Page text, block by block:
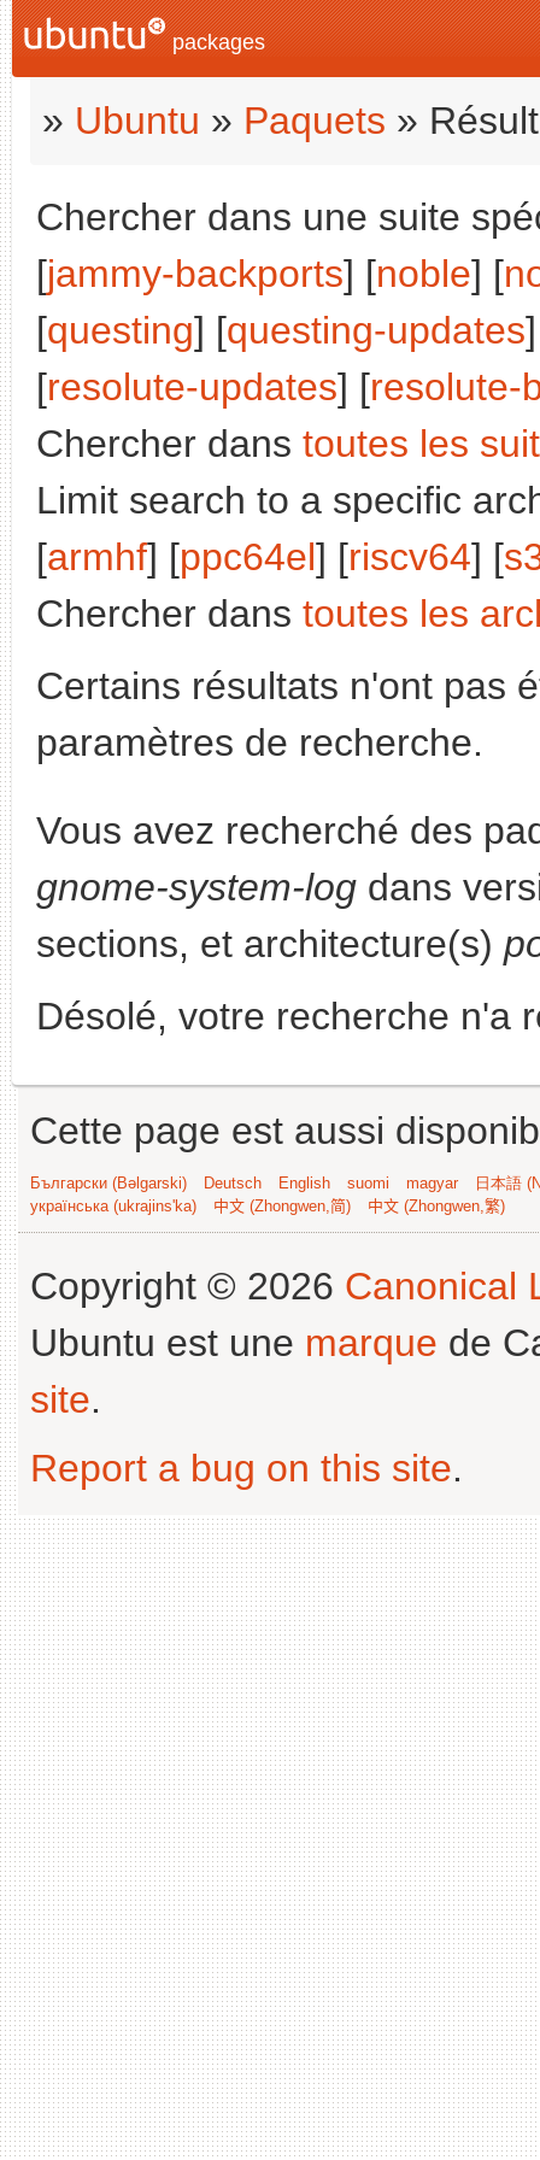
packages
» Ubuntu » Paquets »
Chercher dans une suite
[jammy-backports] [noble] [
[questing] [questing-updates
[resolute-updates] [resolute-
Chercher dans toutes les
Limit search to a specific
[armhf] [ppc64el] [riscv64] [
Chercher dans toutes les
Certains résultats n'ont pas
paramètres de recherche.
Vous avez recherché des
gnome-system-log dans
sections, et architecture(s)
Désolé, votre recherche n'a
Cette page est aussi
Български (Bəlgarski) Deutsch English suomi magyar
日本語
українська (ukrajins'ka)
中文 (Zhongwen,简) 中文 (Zhongwen,繁)
Copyright © 2026 Canonical
Ubuntu est une marque de
site.
Report a bug on this site.